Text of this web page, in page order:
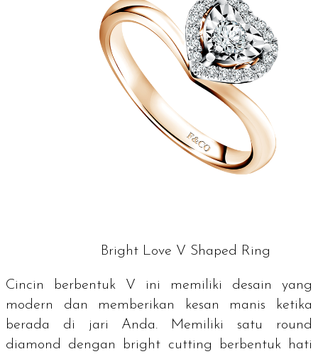
Bright Love V Shaped Ring
Cincin berbentuk V ini memiliki desain yang
modern dan memberikan kesan manis ketika
berada di jari Anda. Memiliki satu round
diamond dengan bright cutting berbentuk hati